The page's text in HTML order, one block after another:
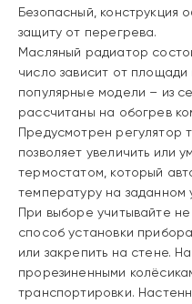
Безопасный, конструкция
защиту от перегрева.
Масляный радиатор
число зависит от
популярные модели – из
рассчитаны на обогрев
Предусмотрен регулятор
позволяет увеличить или
термостатом, который
температуру на заданном
При выборе учитывайте
способ установки
или закрепить на стене.
прорезиненными
транспортировки.